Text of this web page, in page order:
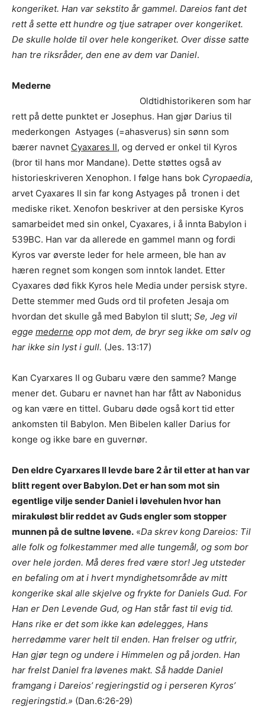
kongeriket. Han var sekstito år gammel. Dareios fant det
rett å sette ett hundre og tjue satraper over kongeriket.
De skulle holde til over hele kongeriket. Over disse satte
han tre riksråder, den ene av dem var Daniel.
Mederne
Oldtidhistorikeren som har
rett på dette punktet er Josephus. Han gjør Darius til
mederkongen Astyages (=ahasverus) sin sønn som
bærer navnet Cyaxares II, og derved er onkel til Kyros
(bror til hans mor Mandane). Dette støttes også av
historieskriveren Xenophon. I følge hans bok Cyropaedia,
arvet Cyaxares II sin far kong Astyages på tronen i det
mediske riket. Xenofon beskriver at den persiske Kyros
samarbeidet med sin onkel, Cyaxares, i å innta Babylon i
539BC. Han var da allerede en gammel mann og fordi
Kyros var øverste leder for hele armeen, ble han av
hæren regnet som kongen som inntok landet. Etter
Cyaxares død fikk Kyros hele Media under persisk styre.
Dette stemmer med Guds ord til profeten Jesaja om
hvordan det skulle gå med Babylon til slutt; Se, Jeg vil
egge mederne opp mot dem, de bryr seg ikke om sølv og
har ikke sin lyst i gull. (Jes. 13:17)
Kan Cyarxares II og Gubaru være den samme? Mange
mener det. Gubaru er navnet han har fått av Nabonidus
og kan være en tittel. Gubaru døde også kort tid etter
ankomsten til Babylon. Men Bibelen kaller Darius for
konge og ikke bare en guvernør.
Den eldre Cyarxares II levde bare 2 år til etter at han var
blitt regent over Babylon. Det er han som mot sin
egentlige vilje sender Daniel i løvehulen hvor han
mirakuløst blir reddet av Guds engler som stopper
munnen på de sultne løvene. «Da skrev kong Dareios: Til
alle folk og folkestammer med alle tungemål, og som bor
over hele jorden. Må deres fred være stor! Jeg utsteder
en befaling om at i hvert myndighetsområde av mitt
kongerike skal alle skjelve og frykte for Daniels Gud. For
Han er Den Levende Gud, og Han står fast til evig tid.
Hans rike er det som ikke kan ødelegges, Hans
herredømme varer helt til enden. Han frelser og utfrir,
Han gjør tegn og undere i Himmelen og på jorden. Han
har frelst Daniel fra løvenes makt. Så hadde Daniel
framgang i Dareios’ regjeringstid og i perseren Kyros’
regjeringstid.» (Dan.6:26-29)